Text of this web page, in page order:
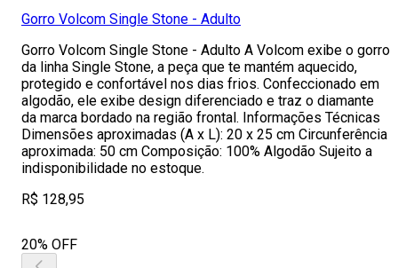
Gorro Volcom Single Stone - Adulto
Gorro Volcom Single Stone - Adulto A Volcom exibe o gorro
da linha Single Stone, a peça que te mantém aquecido,
protegido e confortável nos dias frios. Confeccionado em
algodão, ele exibe design diferenciado e traz o diamante
da marca bordado na região frontal. Informações Técnicas
Dimensões aproximadas (A x L): 20 x 25 cm Circunferência
aproximada: 50 cm Composição: 100% Algodão Sujeito a
indisponibilidade no estoque.
R$ 128,95
20% OFF